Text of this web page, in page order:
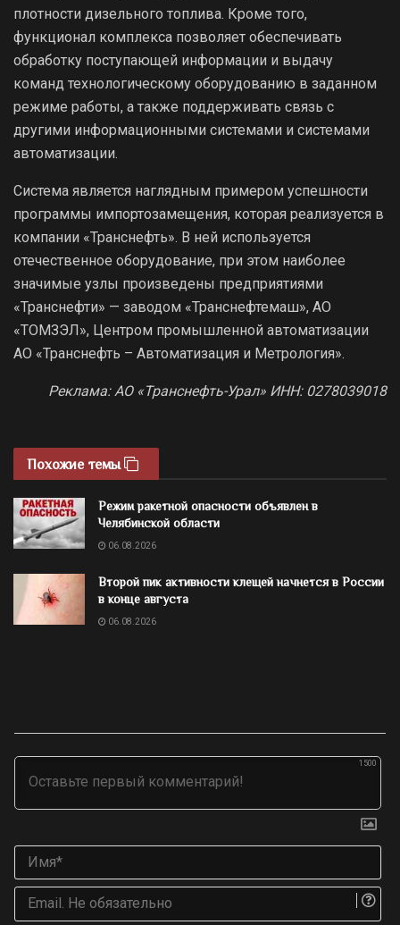
плотности дизельного топлива. Кроме того,
функционал комплекса позволяет обеспечивать
обработку поступающей информации и выдачу
команд технологическому оборудованию в заданном
режиме работы, а также поддерживать связь с
другими информационными системами и системами
автоматизации.
Система является наглядным примером успешности
программы импортозамещения, которая реализуется в
компании «Транснефть». В ней используется
отечественное оборудование, при этом наиболее
значимые узлы произведены предприятиями
«Транснефти» — заводом «Транснефтемаш», АО
«ТОМЗЭЛ», Центром промышленной автоматизации
АО «Транснефть – Автоматизация и Метрология».
Реклама: АО «Транснефть-Урал» ИНН: 0278039018
Похожие темы
Режим ракетной опасности объявлен в
Челябинской области
06.08.2026
Второй пик активности клещей начнется в России
в конце августа
06.08.2026
1500